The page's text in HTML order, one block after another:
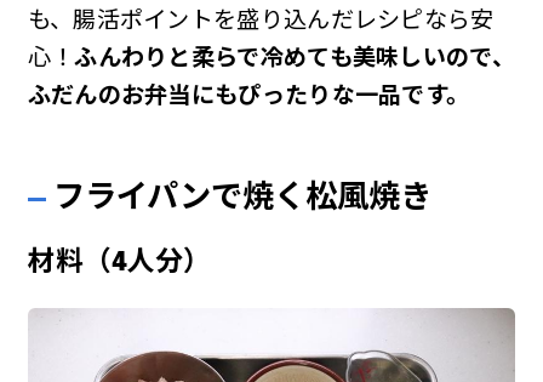
も、腸活ポイントを盛り込んだレシピなら安
心！ふんわりと柔らで冷めても美味しいので、
ふだんのお弁当にもぴったりな一品です。
フライパンで焼く松風焼き
材料（4人分）